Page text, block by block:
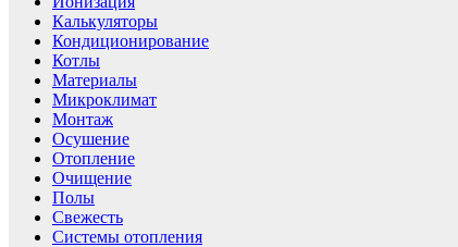
Калькуляторы
Кондиционирование
Котлы
Материалы
Микроклимат
Монтаж
Осушение
Отопление
Очищение
Полы
Свежесть
Системы отопления